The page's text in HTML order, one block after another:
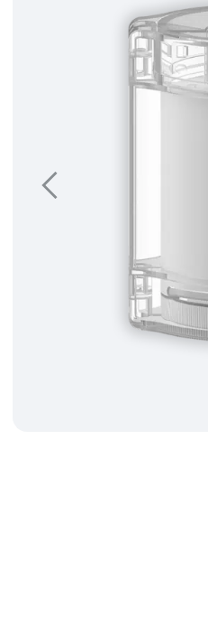
Précédent